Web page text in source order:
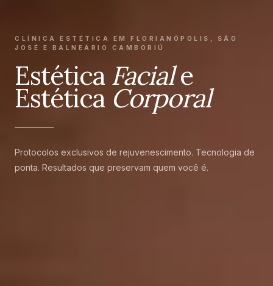
CLÍNICA ESTÉTICA EM FLORIANÓPOLIS, SÃO
JOSÉ E BALNEÁRIO CAMBORIÚ
Estética Faciale
Estética Corporal
Protocolos exclusivos de rejuvenescimento. Tecnologia de
ponta. Resultados que preservam quem você é.